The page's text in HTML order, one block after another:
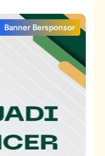
Banner Bersponsor